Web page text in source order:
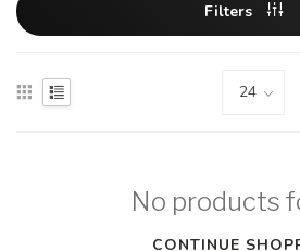
Filters
No products
CONTINUE